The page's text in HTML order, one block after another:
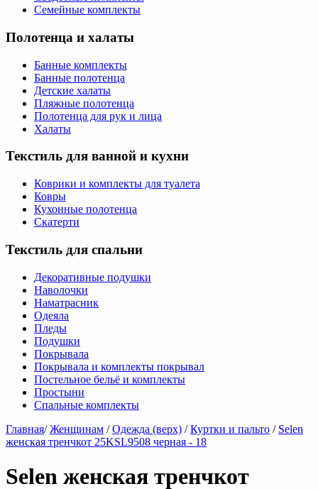
Семейные комплекты
Полотенца и халаты
Банные комплекты
Банные полотенца
Детские халаты
Пляжные полотенца
Полотенца для рук и лица
Халаты
Текстиль для ванной и кухни
Коврики и комплекты для туалета
Ковры
Кухонные полотенца
Скатерти
Текстиль для спальни
Декоративные подушки
Наволочки
Наматрасник
Одеяла
Пледы
Подушки
Покрывала
Покрывала и комплекты покрывал
Постельное бельё и комплекты
Простыни
Спальные комплекты
Главная/ Женщинам / Одежда (верх) / Куртки и пальто / Selen
женская тренчкот 25KSL9508 черная - 18
Selen женская тренчкот